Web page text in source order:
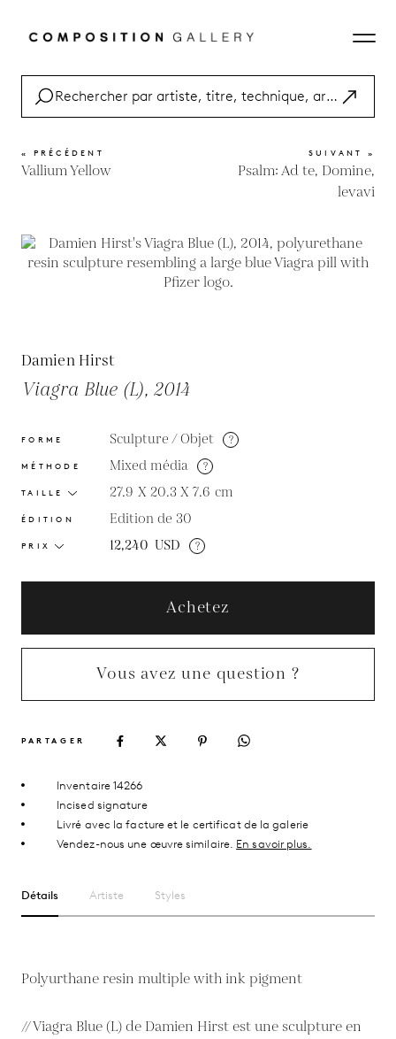
« PRÉCÉDENT
Vallium Yellow
SUIVANT »
Psalm: Ad te, Domine,
levavi
Damien Hirst
Viagra Blue (L), 2014
FORME Sculpture / Objet ?
MÉTHODE Mixed média ?
TAILLE 27.9 X 20.3 X 7.6 cm
ÉDITION Edition de 30
PRIX 12,240 USD ?
Achetez
Vous avez une question ?
PARTAGER
Inventaire 14266
Incised signature
Livré avec la facture et le certificat de la galerie
Vendez-nous une œuvre similaire. En savoir plus.
Détails Artiste Styles
Polyurthane resin multiple with ink pigment
// Viagra Blue (L) de Damien Hirst est une sculpture en